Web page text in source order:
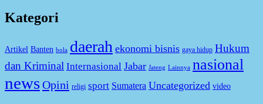
Kategori
Artikel Banten bola daerah ekonomi bisnis gaya hidup Hukum
dan Kriminal Internasional Jabar Jateng Lainnya nasional
newsOpini religi sport Sumatera Uncategorized video